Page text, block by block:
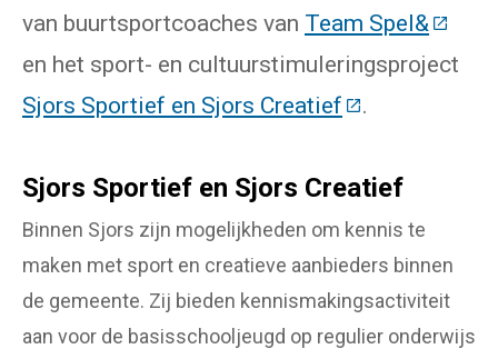
van buurtsportcoaches van Team Spel&
en het sport- en cultuurstimuleringsproject
Sjors Sportief en Sjors Creatief (Deze link
.
Sjors Sportief en Sjors Creatief
Binnen Sjors zijn mogelijkheden om kennis te
maken met sport en creatieve aanbieders binnen
de gemeente. Zij bieden kennismakingsactiviteit
aan voor de basisschooljeugd op regulier onderwijs